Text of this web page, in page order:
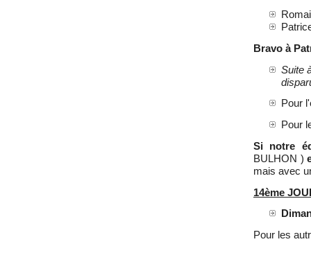
Bravo à
Suite
Pour
Pour
Si notre
BULHON )
mais avec
14ème
Pour les